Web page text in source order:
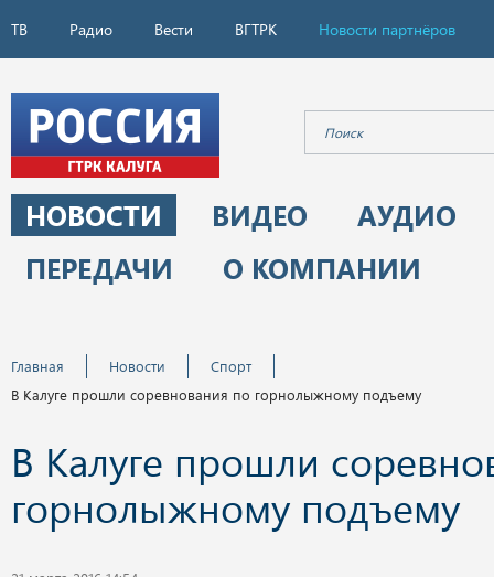
ТВ Радио Вести ВГТРК Новости партнёров
НОВОСТИ ВИДЕО
АУДИО
ПЕРЕДАЧИ
О КОМПАНИИ
Главная Новости
Спорт
В Калуге прошли соревнования по горнолыжному подъему
В Калуге прошли
горнолыжному подъему